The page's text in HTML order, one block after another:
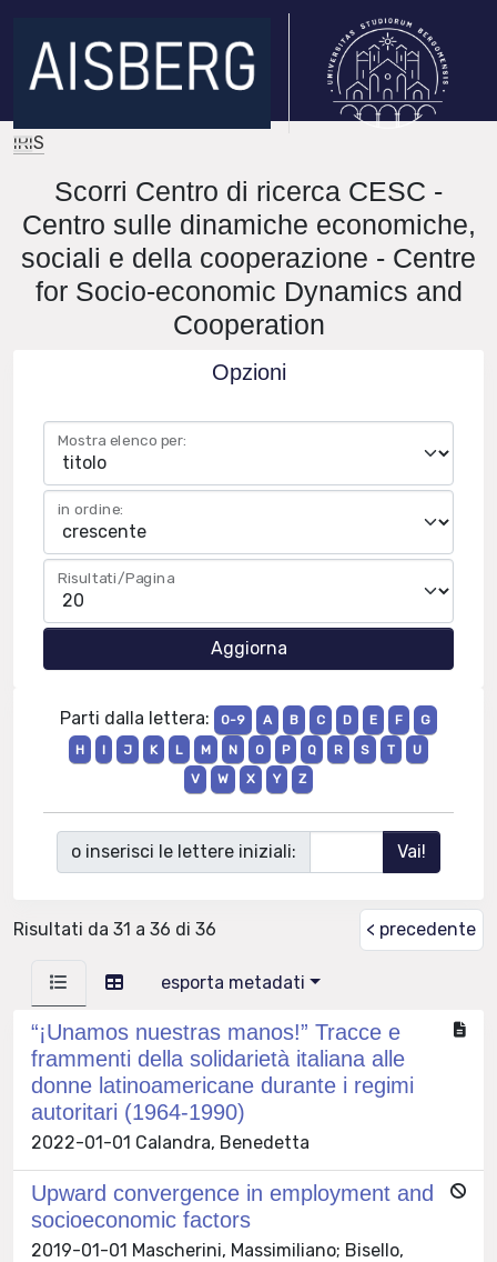
IRIS
Scorri Centro di ricerca CESC -
Centro sulle dinamiche economiche,
sociali e della cooperazione - Centre
for Socio-economic Dynamics and
Cooperation
Opzioni
Mostra elenco per:
in ordine:
Risultati/Pagina
Parti dalla lettera: 0-9 A B C D E F
G
H
I J K L M N O P Q R S T
U
V
W X Y Z
o inserisci le lettere iniziali:
Risultati da 31 a 36 di 36 < precedente
esporta metadati
“¡Unamos nuestras manos!” Tracce e
frammenti della solidarietà italiana alle
donne latinoamericane durante i regimi
autoritari (1964-1990)
2022-01-01 Calandra, Benedetta
Upward convergence in employment and
socioeconomic factors
2019-01-01 Mascherini, Massimiliano; Bisello,